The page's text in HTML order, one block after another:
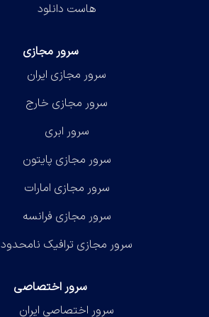
هاست دانلود
سرور مجازی
سرور مجازی ایران
سرور مجازی خارج
سرور ابری
سرور مجازی پایتون
سرور مجازی امارات
سرور مجازی فرانسه
سرور مجازی ترافیک نامحدود
سرور اختصاصی
سرور اختصاصی ایران